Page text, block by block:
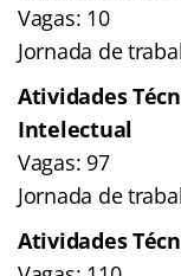
Vagas: 10
Jornada de
Atividades
Intelectual
Vagas: 97
Jornada de
Atividades